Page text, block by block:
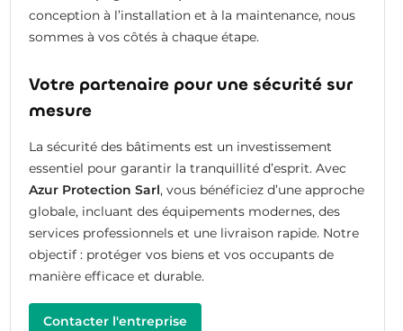
conception à l’installation et à la maintenance, nous
sommes à vos côtés à chaque étape.
Votre partenaire pour une sécurité sur
mesure
La sécurité des bâtiments est un investissement
essentiel pour garantir la tranquillité d’esprit. Avec
Azur Protection Sarl, vous bénéficiez d’une approche
globale, incluant des équipements modernes, des
services professionnels et une livraison rapide. Notre
objectif : protéger vos biens et vos occupants de
manière efficace et durable.
Contacter l'entreprise